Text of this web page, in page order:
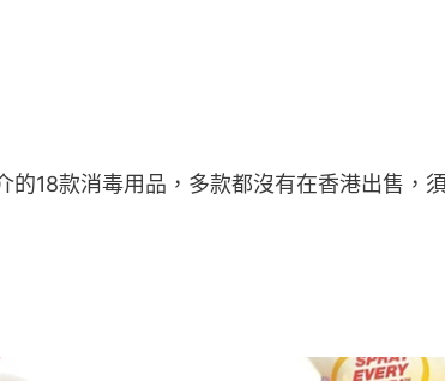
的18款消毒用品，多款都沒有在香港出售，